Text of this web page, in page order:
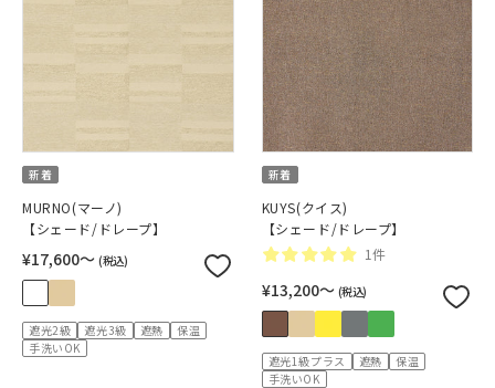
新着
MURNO(マーノ)
【シェード/ドレープ】
¥17,600〜 (税込)
遮光2級 遮光3級 遮熱
保温
手洗いOK
新着
KUYS(クイス)
【シェード/ドレープ】
1件
¥13,200〜 (税込)
遮光1級プラス 遮熱
保温
手洗いOK